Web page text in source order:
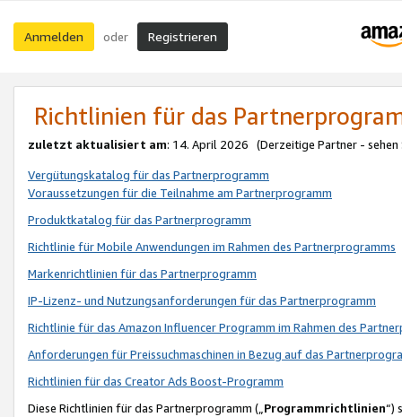
Anmelden oder Registrieren
Richtlinien für das
zuletzt aktualisiert am: 14. April 2026 (Derzeitige Partner - sehen
Vergütungskatalog für das Partnerprogramm
Voraussetzungen für die Teilnahme am Partnerprogramm
Produktkatalog für das Partnerprogramm
Richtlinie für Mobile Anwendungen im Rahmen des Partnerprogramms
Markenrichtlinien für das Partnerprogramm
IP-Lizenz- und Nutzungsanforderungen für das Partnerprogramm
Richtlinie für das Amazon Influencer Programm im Rahmen des
Anforderungen für Preissuchmaschinen in Bezug auf das
Richtlinien für das Creator Ads Boost-Programm
Diese Richtlinien für das Partnerprogramm („Programmrichtlinien“)